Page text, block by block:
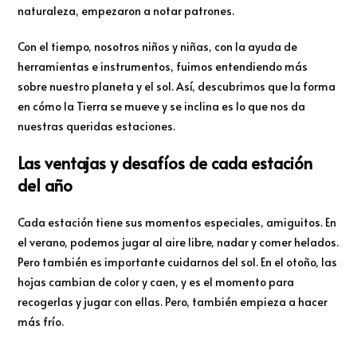
naturaleza, empezaron a notar patrones.
Con el tiempo, nosotros niños y niñas, con la ayuda de
herramientas e instrumentos, fuimos entendiendo más
sobre nuestro planeta y el sol. Así, descubrimos que la forma
en cómo la Tierra se mueve y se inclina es lo que nos da
nuestras queridas estaciones.
Las ventajas y desafíos de cada estación
del año
Cada estación tiene sus momentos especiales, amiguitos. En
el verano, podemos jugar al aire libre, nadar y comer helados.
Pero también es importante cuidarnos del sol. En el otoño, las
hojas cambian de color y caen, y es el momento para
recogerlas y jugar con ellas. Pero, también empieza a hacer
más frío.